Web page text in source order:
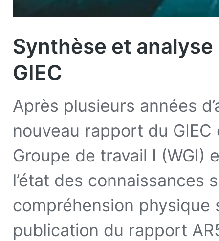
Synthèse et
GIEC
Après plusieurs années
nouveau rapport du
Groupe de travail I (WGI)
l’état des connaissances
compréhension physique
publication du rapport